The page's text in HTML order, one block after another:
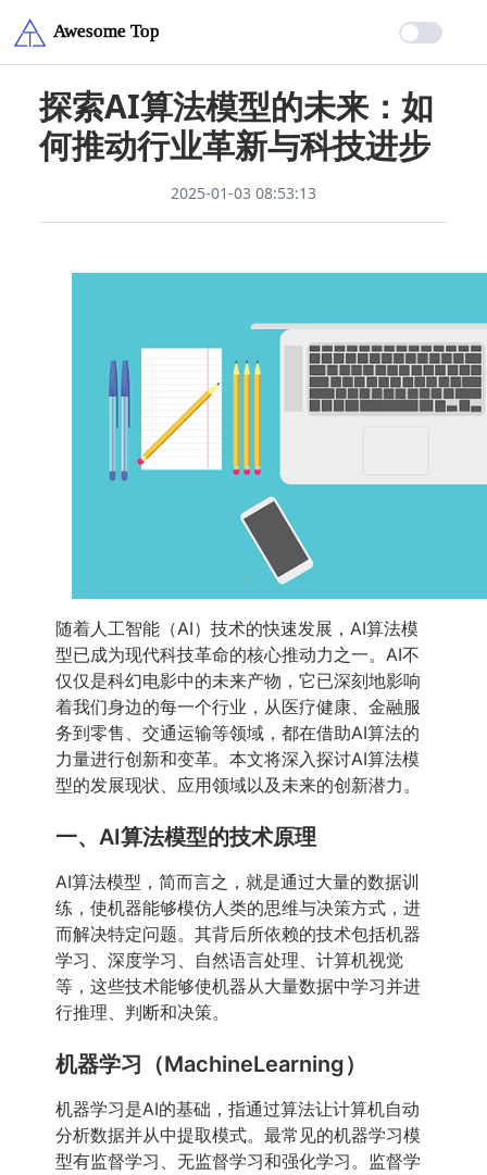
探索AI算法模型的未来：如
何推动行业革新与科技进步
2025-01-03 08:53:13
随着人工智能（AI）技术的快速发展，AI算法模
型已成为现代科技革命的核心推动力之一。AI不
仅仅是科幻电影中的未来产物，它已深刻地影响
着我们身边的每一个行业，从医疗健康、金融服
务到零售、交通运输等领域，都在借助AI算法的
力量进行创新和变革。本文将深入探讨AI算法模
型的发展现状、应用领域以及未来的创新潜力。
一、AI算法模型的技术原理
AI算法模型，简而言之，就是通过大量的数据训
练，使机器能够模仿人类的思维与决策方式，进
而解决特定问题。其背后所依赖的技术包括机器
学习、深度学习、自然语言处理、计算机视觉
等，这些技术能够使机器从大量数据中学习并进
行推理、判断和决策。
机器学习（MachineLearning）
机器学习是AI的基础，指通过算法让计算机自动
分析数据并从中提取模式。最常见的机器学习模
型有监督学习、无监督学习和强化学习。监督学